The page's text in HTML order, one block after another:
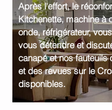
Après l'effort, le
Kitchenette, machine à
onde, réfrigérateur,
vous détendre et
canapé et nos fauteuils
et des revues sur le
disponibles.